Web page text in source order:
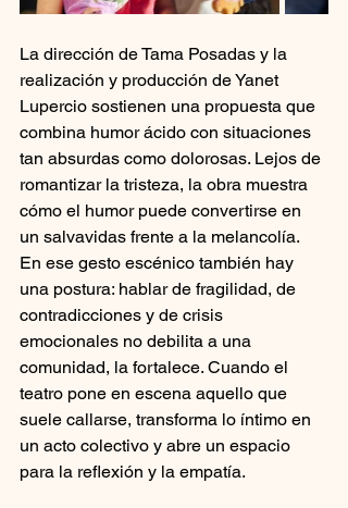
La dirección de Tama Posadas y la
realización y producción de Yanet
Lupercio sostienen una propuesta que
combina humor ácido con situaciones
tan absurdas como dolorosas. Lejos de
romantizar la tristeza, la obra muestra
cómo el humor puede convertirse en
un salvavidas frente a la melancolía.
En ese gesto escénico también hay
una postura: hablar de fragilidad, de
contradicciones y de crisis
emocionales no debilita a una
comunidad, la fortalece. Cuando el
teatro pone en escena aquello que
suele callarse, transforma lo íntimo en
un acto colectivo y abre un espacio
para la reflexión y la empatía.